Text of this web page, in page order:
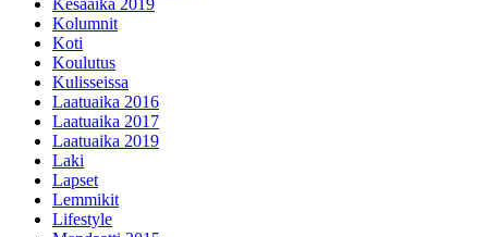
Kolumnit
Koti
Koulutus
Kulisseissa
Laatuaika 2016
Laatuaika 2017
Laatuaika 2019
Laki
Lapset
Lemmikit
Lifestyle